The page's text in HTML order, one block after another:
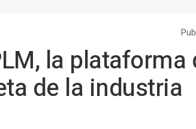
la plataforma
de la industria